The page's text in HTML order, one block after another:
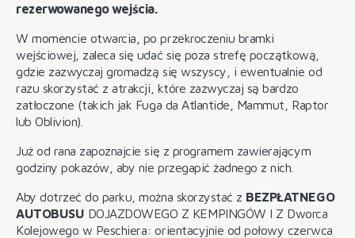
rezerwowanego wejścia.
W momencie otwarcia, po przekroczeniu bramki
wejściowej, zaleca się udać się poza strefę początkową,
gdzie zazwyczaj gromadzą się wszyscy, i ewentualnie od
razu skorzystać z atrakcji, które zazwyczaj są bardzo
zatłoczone (takich jak Fuga da Atlantide, Mammut, Raptor
lub Oblivion).
Już od rana zapoznajcie się z programem zawierającym
godziny pokazów, aby nie przegapić żadnego z nich.
Aby dotrzeć do parku, można skorzystać z BEZPŁATNEGO
AUTOBUSU DOJAZDOWEGO Z KEMPINGÓW I Z Dworca
Kolejowego w Peschiera: orientacyjnie od połowy czerwca